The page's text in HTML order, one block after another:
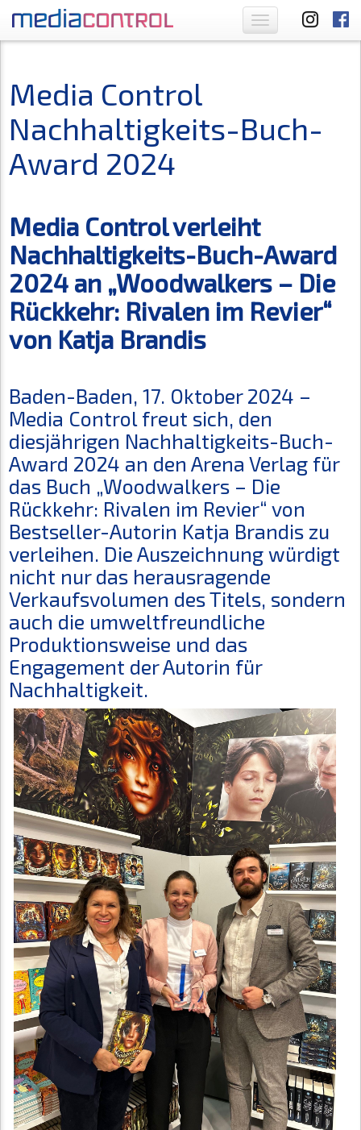
Toggle
navigation
Media Control
Nachhaltigkeits-Buch-
Award 2024
Media Control verleiht
Nachhaltigkeits-Buch-Award
2024 an „Woodwalkers – Die
Rückkehr: Rivalen im Revier“
von Katja Brandis
Baden-Baden, 17. Oktober 2024 –
Media Control freut sich, den
diesjährigen Nachhaltigkeits-Buch-
Award 2024 an den Arena Verlag für
das Buch „Woodwalkers – Die
Rückkehr: Rivalen im Revier“ von
Bestseller-Autorin Katja Brandis zu
verleihen. Die Auszeichnung würdigt
nicht nur das herausragende
Verkaufsvolumen des Titels, sondern
auch die umweltfreundliche
Produktionsweise und das
Engagement der Autorin für
Nachhaltigkeit.